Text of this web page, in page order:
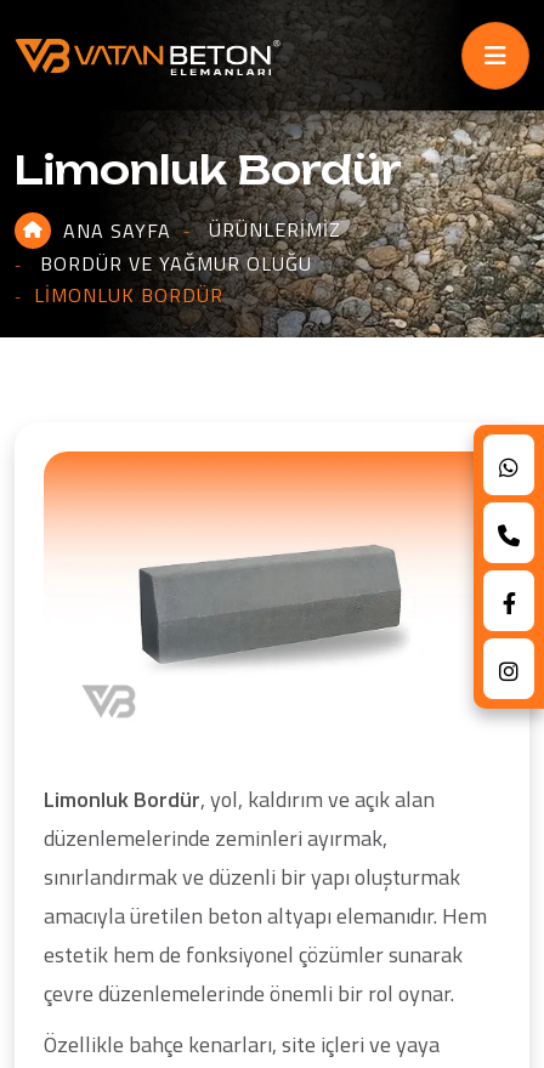
Limonluk Bordür
ANA SAYFA
ÜRÜNLERIMIZ
BORDÜR VE YAĞMUR OLUĞU
LIMONLUK BORDÜR
Limonluk Bordür, yol, kaldırım ve açık alan
düzenlemelerinde zeminleri ayırmak,
sınırlandırmak ve düzenli bir yapı oluşturmak
amacıyla üretilen beton altyapı elemanıdır. Hem
estetik hem de fonksiyonel çözümler sunarak
çevre düzenlemelerinde önemli bir rol oynar.
Özellikle bahçe kenarları, site içleri ve yaya